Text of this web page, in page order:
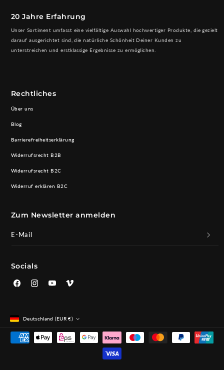
20 Jahre Erfahrung
Unser Sortiment umfasst eine vielfältige Auswahl hochwertiger Produkte, die gezielt
darauf ausgerichtet sind, die natürliche Schönheit Deiner Kunden zu
unterstreichen und erstklassige Ergebnisse zu ermöglichen.
Rechtliches
Über uns
Blog
Barrierefreiheitserklärung
Widerrufsrecht B2B
Widerrufsrecht B2C
Widerruf erklären B2C
Zum Newsletter anmelden
E-Mail
Socials
FacebookInstagramYouTubeVimeo
Deutschland (EUR €)
Zahlungsmethoden